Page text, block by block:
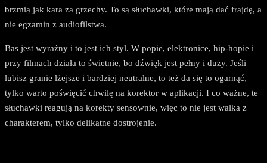
brzmią jak kara za grzechy. To są słuchawki, które mają dać frajdę, a
nie egzamin z audiofilstwa.
Bas jest wyraźny i to jest ich styl. W popie, elektronice, hip-hopie i
przy filmach działa to świetnie, bo dźwięk jest pełny i duży. Jeśli
lubisz granie lżejsze i bardziej neutralne, to też da się to ogarnąć,
tylko warto poświęcić chwilę na korektor w aplikacji. I co ważne, te
słuchawki reagują na korekty sensownie, więc to nie jest walka z
charakterem, tylko delikatne dostrojenie.